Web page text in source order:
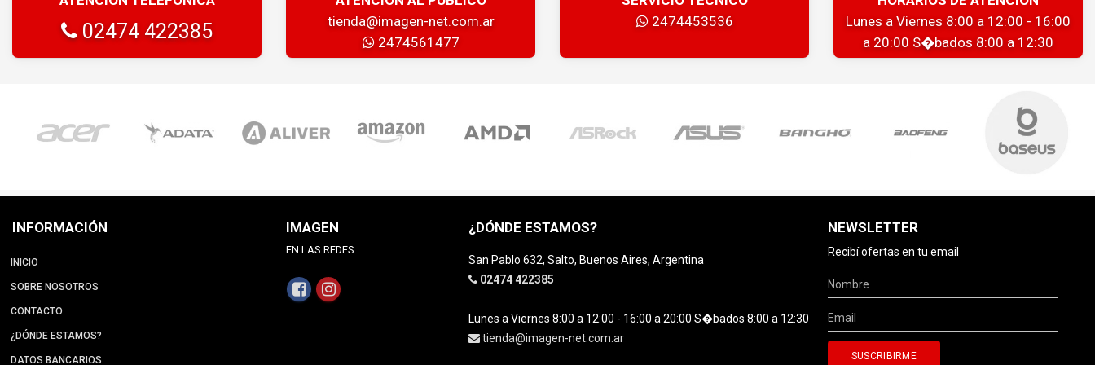
02474 422385
tienda@imagen-net.com.ar
2474561477
2474453536
Lunes a Viernes 8:00 a 12:00 - 16:00
a 20:00 S�bados 8:00 a 12:30
INFORMACIÓN
INICIO
SOBRE NOSOTROS
CONTACTO
¿DÓNDE ESTAMOS?
DATOS BANCARIOS
IMAGEN
EN LAS REDES
¿DÓNDE ESTAMOS?
San Pablo 632, Salto, Buenos Aires, Argentina
02474 422385
Lunes a Viernes 8:00 a 12:00 - 16:00 a 20:00 S�bados 8:00 a 12:30
tienda@imagen-net.com.ar
NEWSLETTER
Recibí ofertas en tu email